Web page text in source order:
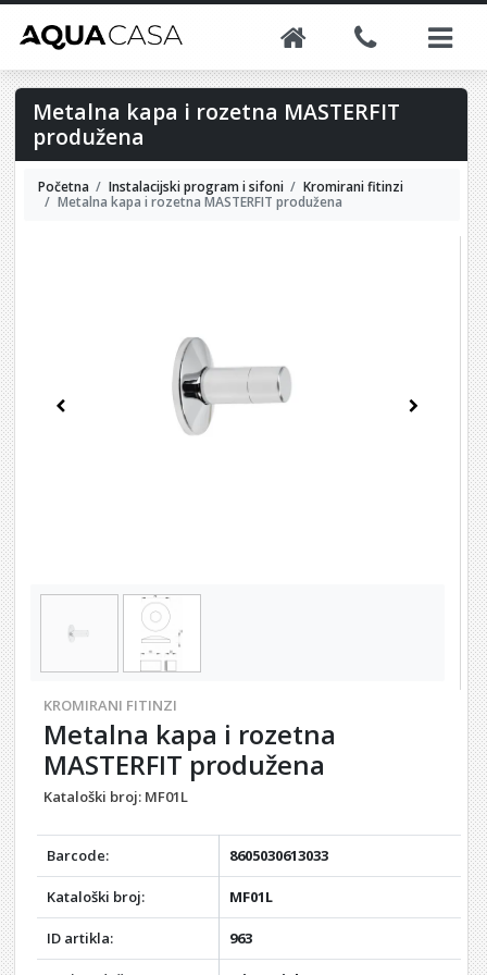
Metalna kapa i rozetna MASTERFIT
produžena
Početna Instalacijski program i sifoni
Kromirani fitinzi
Metalna kapa i rozetna MASTERFIT produžena
Previous Next
KROMIRANI FITINZI
Metalna kapa i rozetna
MASTERFIT produžena
Kataloški broj: MF01L
Barcode: 8605030613033
Kataloški broj: MF01L
ID artikla: 963